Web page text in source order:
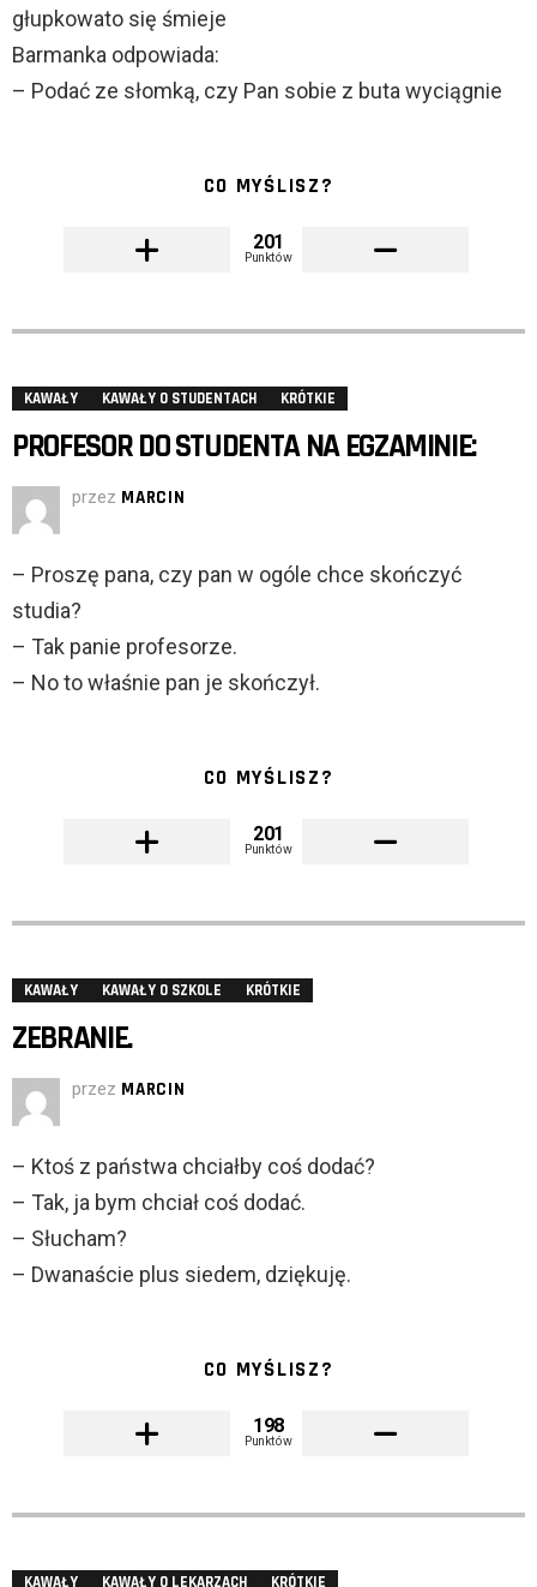
głupkowato się śmieje
Barmanka odpowiada:
– Podać ze słomką, czy Pan sobie z buta wyciągnie
CO MYŚLISZ?
201
Punktów
KAWAŁY KAWAŁY O STUDENTACH KRÓTKIE
PROFESOR DO STUDENTA NA EGZAMINIE:
przez MARCIN
– Proszę pana, czy pan w ogóle chce skończyć
studia?
– Tak panie profesorze.
– No to właśnie pan je skończył.
CO MYŚLISZ?
201
Punktów
KAWAŁY KAWAŁY O SZKOLE KRÓTKIE
ZEBRANIE.
przez MARCIN
– Ktoś z państwa chciałby coś dodać?
– Tak, ja bym chciał coś dodać.
– Słucham?
– Dwanaście plus siedem, dziękuję.
CO MYŚLISZ?
198
Punktów
KAWAŁY KAWAŁY O LEKARZACH KRÓTKIE